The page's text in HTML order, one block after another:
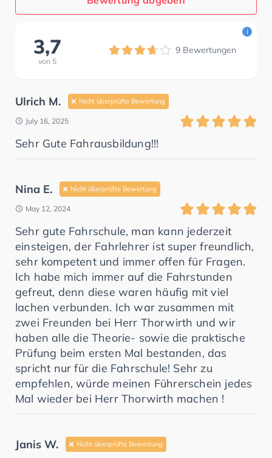
3,7
von 5
9 Bewertungen
i
Ulrich M. Nicht überprüfte Bewertung
July 16, 2025
Sehr Gute Fahrausbildung!!!
Nina E. Nicht überprüfte Bewertung
May 12, 2024
Sehr gute Fahrschule, man kann jederzeit
einsteigen, der Fahrlehrer ist super freundlich,
sehr kompetent und immer offen für Fragen.
Ich habe mich immer auf die Fahrstunden
gefreut, denn diese waren häufig mit viel
lachen verbunden. Ich war zusammen mit
zwei Freunden bei Herr Thorwirth und wir
haben alle die Theorie- sowie die praktische
Prüfung beim ersten Mal bestanden, das
spricht nur für die Fahrschule! Sehr zu
empfehlen, würde meinen Führerschein jedes
Mal wieder bei Herr Thorwirth machen !
Janis W. Nicht überprüfte Bewertung